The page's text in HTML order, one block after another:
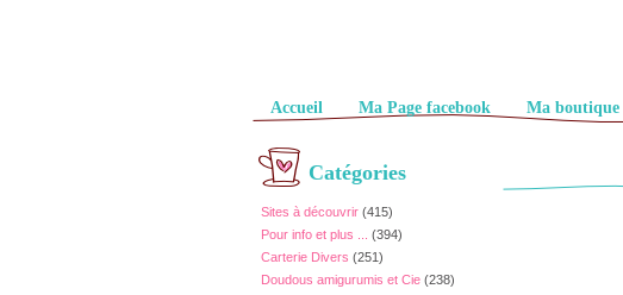
Pages
Accueil Ma Page facebook Ma boutique
Catégories
Sites à découvrir (415)
Pour info et plus ...
(394)
Carterie Divers (251)
Doudous amigurumis et Cie (238)